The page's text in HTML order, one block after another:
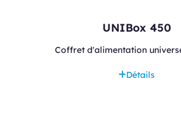
UNIBox 450
Coffret d'alimentation
Détails